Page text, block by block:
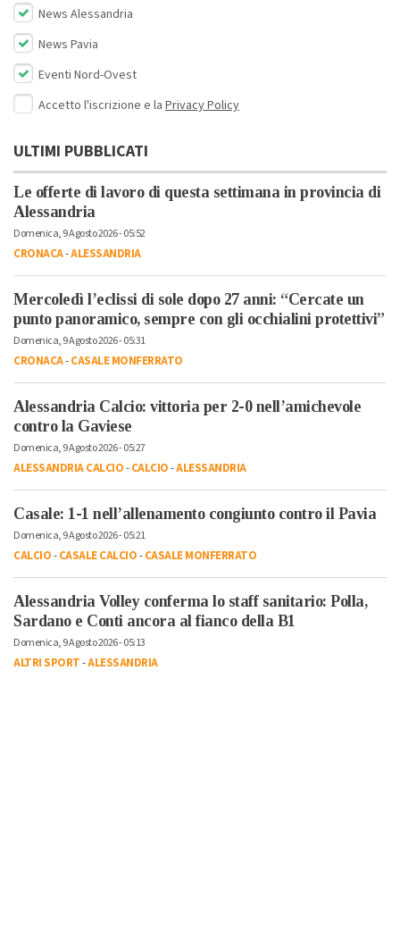
News Alessandria
News Pavia
Eventi Nord-Ovest
Accetto l'iscrizione e la Privacy Policy
ULTIMI PUBBLICATI
Le offerte di lavoro di questa settimana in provincia di
Alessandria
Domenica, 9 Agosto 2026 - 05:52
CRONACA-ALESSANDRIA
Mercoledì l’eclissi di sole dopo 27 anni: “Cercate un
punto panoramico, sempre con gli occhialini protettivi”
Domenica, 9 Agosto 2026 - 05:31
CRONACA-CASALE MONFERRATO
Alessandria Calcio: vittoria per 2-0 nell’amichevole
contro la Gaviese
Domenica, 9 Agosto 2026 - 05:27
ALESSANDRIA CALCIO-CALCIO-ALESSANDRIA
Casale: 1-1 nell’allenamento congiunto contro il Pavia
Domenica, 9 Agosto 2026 - 05:21
CALCIO-CASALE CALCIO-CASALE MONFERRATO
Alessandria Volley conferma lo staff sanitario: Polla,
Sardano e Conti ancora al fianco della B1
Domenica, 9 Agosto 2026 - 05:13
ALTRI SPORT-ALESSANDRIA